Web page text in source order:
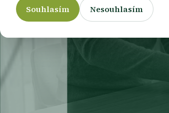
Souhlasím Nesouhlasím